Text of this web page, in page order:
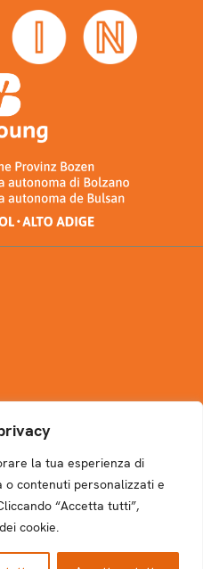
la tua esperienza di
o contenuti personalizzati e
“Accetta tutti”,
cookie.